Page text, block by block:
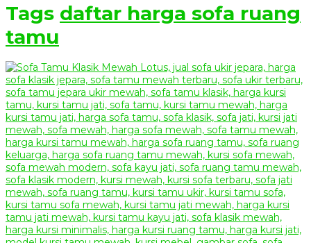
Tags daftar harga sofa ruang
tamu